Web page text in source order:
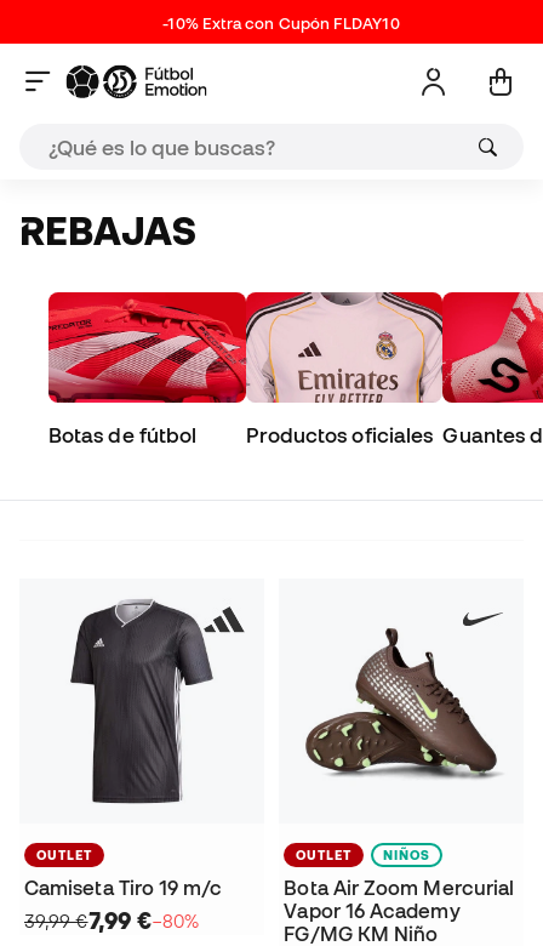
-10% Extra con Cupón FLDAY10
REBAJAS
Botas de fútbol Productos oficiales Guantes
OUTLET
Camiseta Tiro 19 m/c
39,99 €7,99 €−80%
OUTLET NIÑOS
Bota Air Zoom Mercurial
Vapor 16 Academy
FG/MG KM Niño